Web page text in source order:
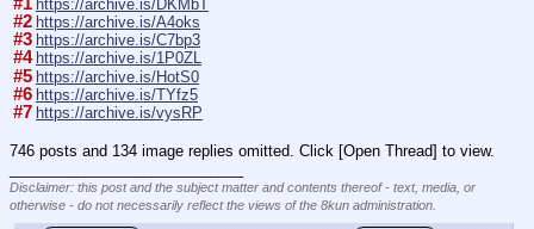
#1 https://archive.is/DKMbT
#2 https://archive.is/A4oks
#3 https://archive.is/C7bp3
#4 https://archive.is/1P0ZL
#5 https://archive.is/HotS0
#6 https://archive.is/TYfz5
#7 https://archive.is/vysRP
746 posts and 134 image replies omitted. Click [Open Thread] to view.
Disclaimer: this post and the subject matter and contents thereof - text, media, or
otherwise - do not necessarily reflect the views of the 8kun administration.